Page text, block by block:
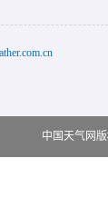
中国天气网